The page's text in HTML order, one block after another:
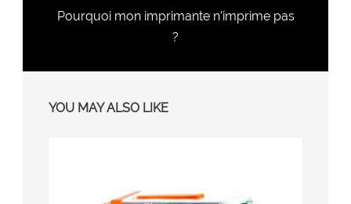
Pourquoi mon imprimante n’imprime pas
?
YOU MAY ALSO LIKE